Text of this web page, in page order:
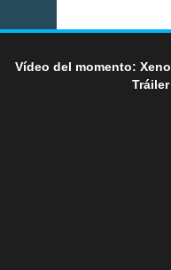
Vídeo del momento: